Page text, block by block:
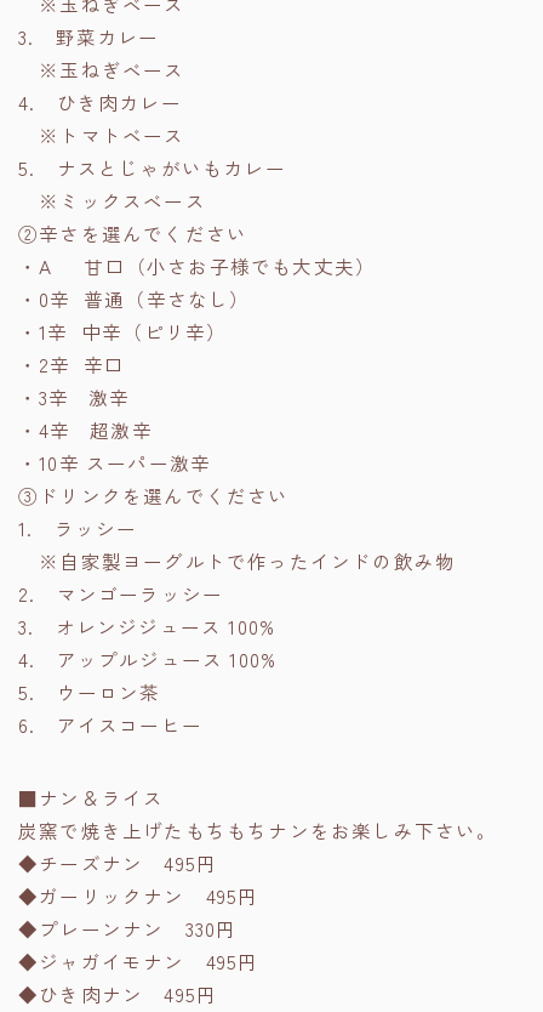
3. 野菜カレー
※玉ねぎベース
4. ひき肉カレー
※トマトベース
5. ナスとじゃがいもカレー
※ミックスベース
②辛さを選んでください
・A 甘口（小さお子様でも大丈夫）
・0辛 普通（辛さなし）
・1辛 中辛（ピリ辛）
・2辛 辛口
・3辛 激辛
・4辛 超激辛
・10辛 スーパー激辛
③ドリンクを選んでください
1. ラッシー
※自家製ヨーグルトで作ったインドの飲み物
2. マンゴーラッシー
3. オレンジジュース 100%
4. アップルジュース 100%
5. ウーロン茶
6. アイスコーヒー
■ナン＆ライス
炭窯で焼き上げたもちもちナンをお楽しみ下さい。
◆チーズナン 495円
◆ガーリックナン 495円
◆プレーンナン 330円
◆ジャガイモナン 495円
◆ひき肉ナン 495円